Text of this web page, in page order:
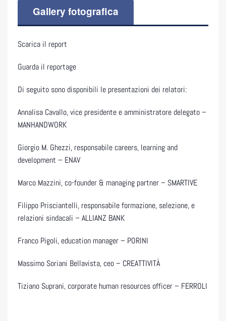
Gallery fotografica
Scarica il report
Guarda il reportage
Di seguito sono disponibili le presentazioni dei relatori:
Annalisa Cavallo, vice presidente e amministratore delegato –
MANHANDWORK
Giorgio M. Ghezzi, responsabile careers, learning and
development – ENAV
Marco Mazzini, co-founder & managing partner – SMARTIVE
Filippo Prisciantelli, responsabile formazione, selezione, e
relazioni sindacali – ALLIANZ BANK
Franco Pigoli, education manager – PORINI
Massimo Soriani Bellavista, ceo – CREATTIVITÀ
Tiziano Suprani, corporate human resources officer – FERROLI